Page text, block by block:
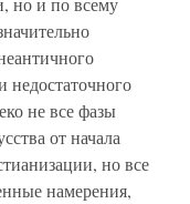
недостаточного
не все фазы
от начала
но все
намерения,